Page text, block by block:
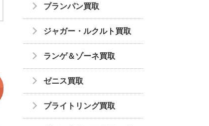
ブランパン買取
ジャガー・ルクルト買取
ランゲ＆ゾーネ買取
ゼニス買取
ブライトリング買取